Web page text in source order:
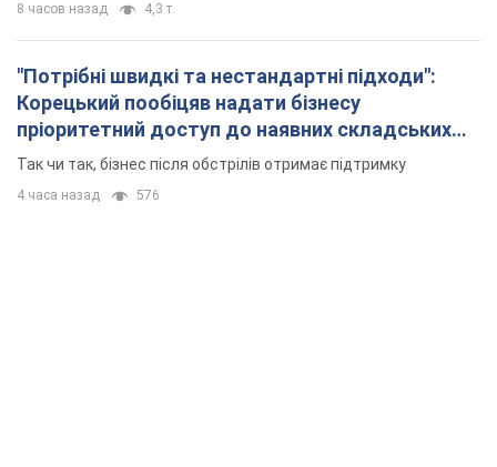
8 часов назад 4,3 т.
"Потрібні швидкі та нестандартні підходи":
Корецький пообіцяв надати бізнесу
пріоритетний доступ до наявних складських
приміщень
Так чи так, бізнес після обстрілів отримає підтримку
4 часа назад 576